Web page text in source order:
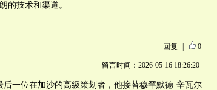
的技术和渠道。
回复 0
留言时间：2026-05-16 18:26:20
后一位在加沙的高级策划者，他接替穆罕默德·辛瓦尔